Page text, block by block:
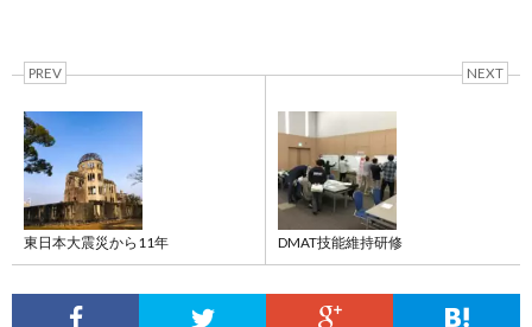
PREV
東日本大震災から11年
NEXT
DMAT技能維持研修